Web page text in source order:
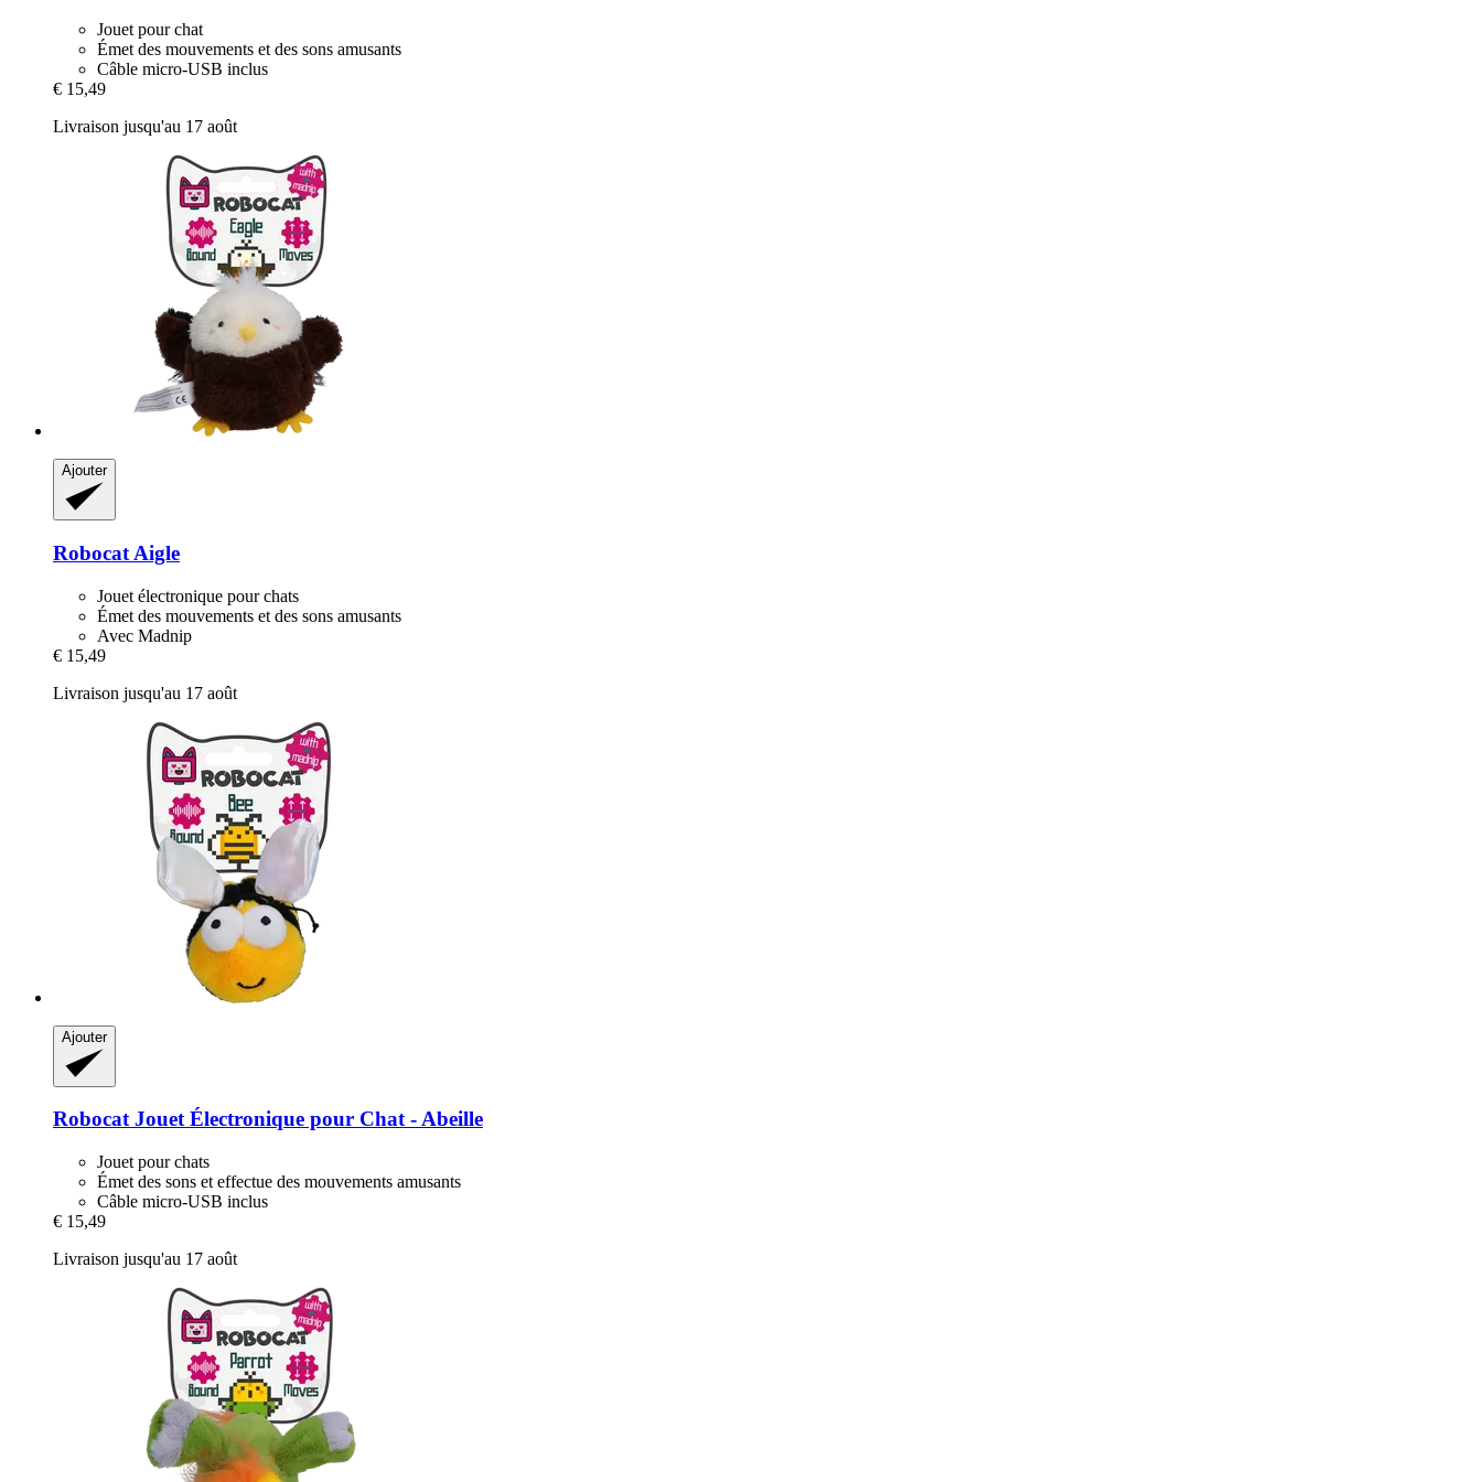
Jouet pour chat
Émet des mouvements et des sons amusants
Câble micro-USB inclus
€ 15,49
Livraison jusqu'au 17 août
Ajouter
Robocat Aigle
Jouet électronique pour chats
Émet des mouvements et des sons amusants
Avec Madnip
€ 15,49
Livraison jusqu'au 17 août
Ajouter
RobocatJouet Électronique pour Chat -​ Abeille
Jouet pour chats
Émet des sons et effectue des mouvements amusants
Câble micro-USB inclus
€ 15,49
Livraison jusqu'au 17 août